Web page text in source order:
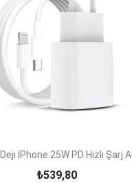
IPhone 25W PD Hızlı Şarj
₺539,80